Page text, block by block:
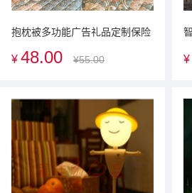
抱枕被多功能广告礼品定制保险
¥ 48.00 ¥55.00 ¥